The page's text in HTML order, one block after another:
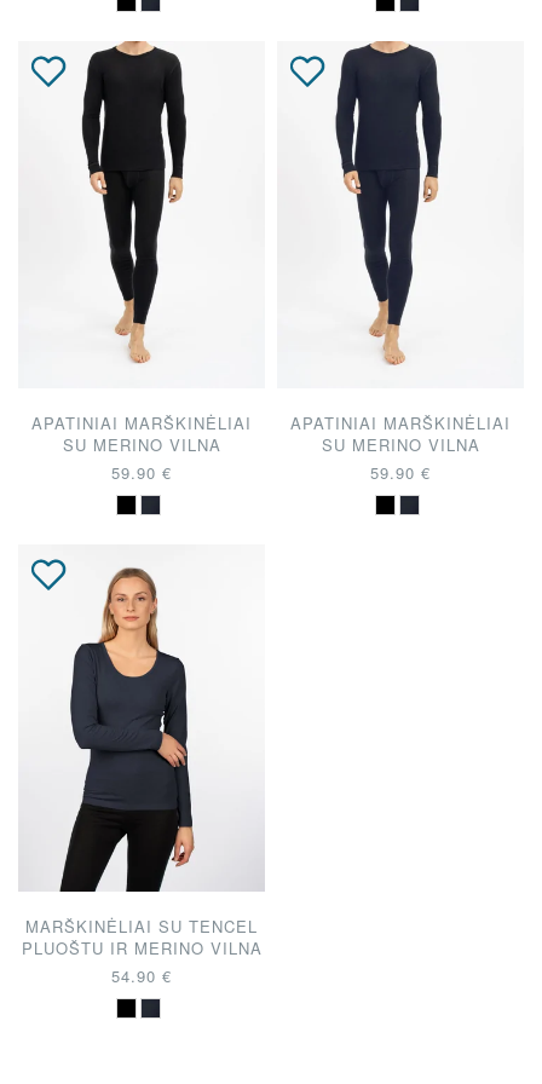
APATINIAI MARŠKINĖLIAI
SU MERINO VILNA
59.90 €
APATINIAI MARŠKINĖLIAI
SU MERINO VILNA
59.90 €
MARŠKINĖLIAI SU TENCEL
PLUOŠTU IR MERINO VILNA
54.90 €